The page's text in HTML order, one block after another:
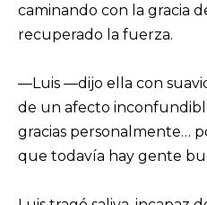
caminando con la gracia
recuperado la fuerza.
—Luis —dijo ella con
de un afecto
gracias personalmente…
que todavía hay gente